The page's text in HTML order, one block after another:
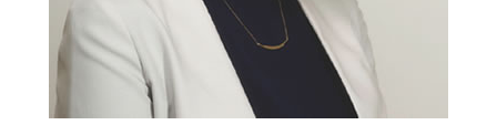
相続 日進市 税理士
税務相談 名古屋市 相談